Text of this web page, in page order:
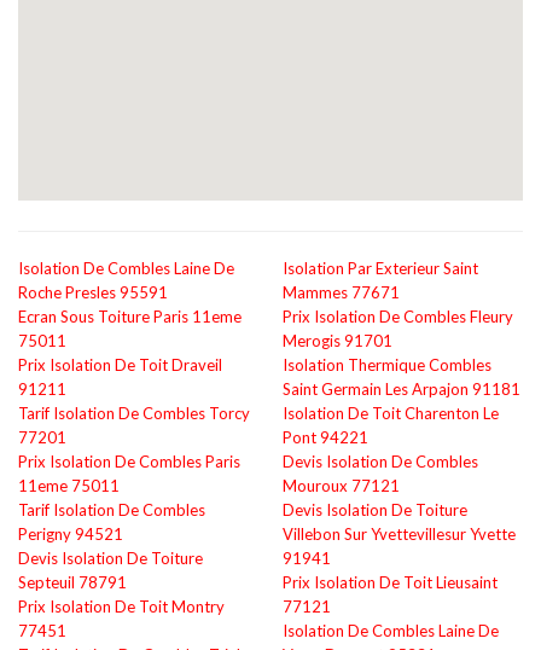
Isolation De Combles Laine De
Roche Presles 95591
Ecran Sous Toiture Paris 11eme
75011
Prix Isolation De Toit Draveil
91211
Tarif Isolation De Combles Torcy
77201
Prix Isolation De Combles Paris
11eme 75011
Tarif Isolation De Combles
Perigny 94521
Devis Isolation De Toiture
Septeuil 78791
Prix Isolation De Toit Montry
77451
Isolation Par Exterieur Saint
Mammes 77671
Prix Isolation De Combles Fleury
Merogis 91701
Isolation Thermique Combles
Saint Germain Les Arpajon 91181
Isolation De Toit Charenton Le
Pont 94221
Devis Isolation De Combles
Mouroux 77121
Devis Isolation De Toiture
Villebon Sur Yvettevillesur Yvette
91941
Prix Isolation De Toit Lieusaint
77121
Isolation De Combles Laine De